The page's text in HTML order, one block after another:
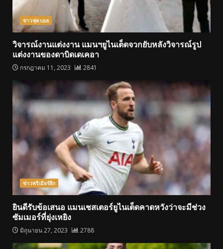
ข่าวฟุตบอล
วิจารณ์งานแต่งงาน แมนฯยูไนเต็ดจวกยับหลังวิจารณ์รูป
แต่งงานของดาบิดเดเคอา
กรกฎาคม 11, 2023 2841
ข่าวพรีเมียร์ลีก
ยินดีรับข้อเสนอ แมนเชสเตอร์ยูไนเต็ดคาดหวังว่าจะมีช่วง
ซัมเมอร์ที่ยุ่งเหยิง
มิถุนายน 27, 2023 2788